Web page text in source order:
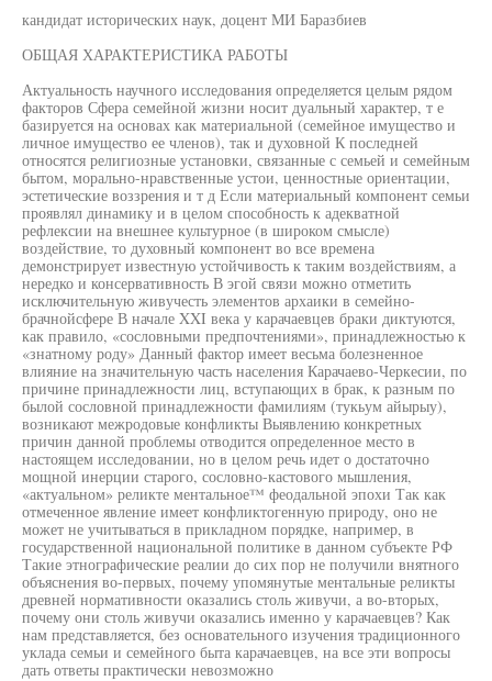
кандидат исторических наук, доцент МИ Баразбиев
ОБЩАЯ ХАРАКТЕРИСТИКА РАБОТЫ
Актуальность научного исследования определяется целым рядом
факторов Сфера семейной жизни носит дуальный характер, т е
базируется на основах как материальной (семейное имущество и
личное имущество ее членов), так и духовной К последней
относятся религиозные установки, связанные с семьей и семейным
бытом, морально-нравственные устои, ценностные ориентации,
эстетические воззрения и т д Если материальный компонент семьи
проявлял динамику и в целом способность к адекватной
рефлексии на внешнее культурное (в широком смысле)
воздействие, то духовный компонент во все времена
демонстрирует известную устойчивость к таким воздействиям, а
нередко и консервативность В эгой связи можно отметить
исключительную живучесть элементов архаики в семейно-
брачнойсфере В начале XXI века у карачаевцев браки диктуются,
как правило, «сословными предпочтениями», принадлежностью к
«знатному роду» Данный фактор имеет весьма болезненное
влияние на значительную часть населения Карачаево-Черкесии, по
причине принадлежности лиц, вступающих в брак, к разным по
былой сословной принадлежности фамилиям (тукьум айырыу),
возникают межродовые конфликты Выявлению конкретных
причин данной проблемы отводится определенное место в
настоящем исследовании, но в целом речь идет о достаточно
мощной инерции старого, сословно-кастового мышления,
«актуальном» реликте ментальное™ феодальной эпохи Так как
отмеченное явление имеет конфликтогенную природу, оно не
может не учитываться в прикладном порядке, например, в
государственной национальной политике в данном субъекте РФ
Такие этнографические реалии до сих пор не получили внятного
объяснения во-первых, почему упомянутые ментальные реликты
древней нормативности оказались столь живучи, а во-вторых,
почему они столь живучи оказались именно у карачаевцев? Как
нам представляется, без основательного изучения традиционного
уклада семьи и семейного быта карачаевцев, на все эти вопросы
дать ответы практически невозможно